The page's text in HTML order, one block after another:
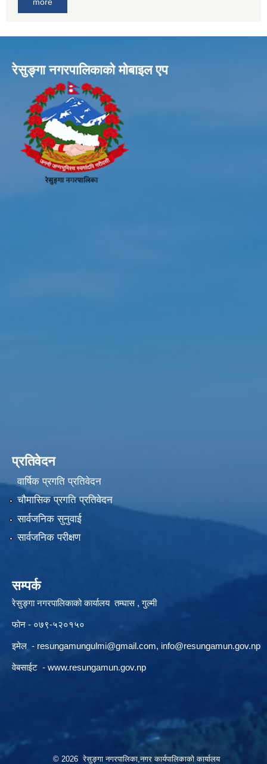
more
रेसुङ्गा नगरपालिकाकाे माेबाइल एप
प्रतिवेदन
वार्षिक प्रगति प्रतिवेदन
चौमासिक प्रगति प्रतिवेदन
सार्वजनिक सुनुवाई
सार्वजनिक परीक्षण
सम्पर्क
रेसुङ्गा नगरपालिकाको कार्यालय तम्घास , गुल्मी
फोन - ०७९-५२०१५०
इमेल - resungamungulmi@gmail.com, info@resungamun.gov.np
वेबसाईट - www.resungamun.gov.np
© 2026 रेसुङ्गा नगरपालिका,नगर कार्यपालिकाको कार्यालय